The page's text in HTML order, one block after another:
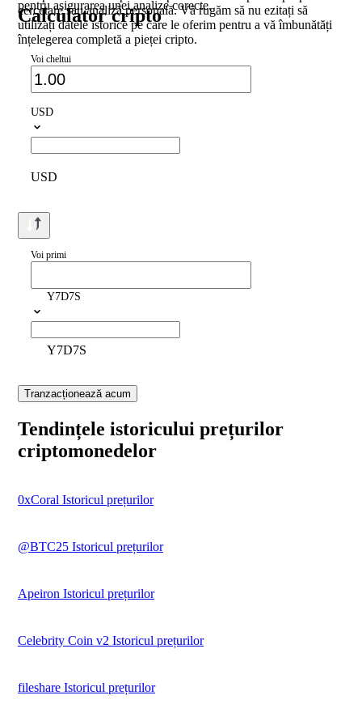
pentru asigurarea unei analize corecte.
cercetare sau analiză personală. Vă rugăm să nu ezitați să
utilizați datele istorice pe care le oferim pentru a vă îmbunătăți
înțelegerea completă a pieței cripto.
Calculator cripto
Voi cheltui
USD
USD
Voi primi
Y7D7S
Y7D7S
Tranzacționează acum
Tendințele istoricului prețurilor
criptomonedelor
0xCoral Istoricul prețurilor
@BTC25 Istoricul prețurilor
Apeiron Istoricul prețurilor
Celebrity Coin v2 Istoricul prețurilor
fileshare Istoricul prețurilor